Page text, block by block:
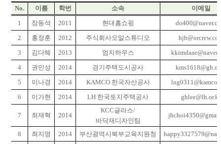
No. 이름 학번 소속
이메일
1
장동석 2011 현대홈쇼핑
2
홍정훈 2012 주식회사오알스튜디오
3
김다혜 2013 엄지하우스
4
권민성 2014 경기주택도시공사
5
이나경 2014 KAMCO 한국자산공사
6
이가현 2014 LH 한국토지주택공사 ghlee@lh.or.kr
7 최재혁 2014
KCC글라스/
바닥재디자인팀
8 최지영 2014 부산광역시북부교육지원청